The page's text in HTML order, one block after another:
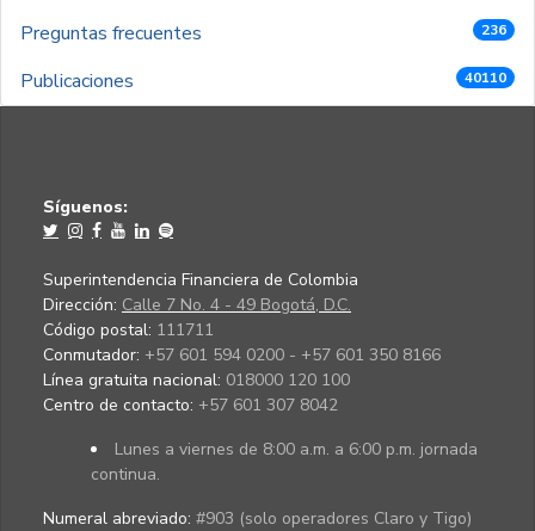
Preguntas frecuentes 236
Publicaciones 40110
Síguenos:
Superintendencia Financiera de Colombia
Dirección: Calle 7 No. 4 - 49 Bogotá, D.C.
Código postal: 111711
Conmutador: +57 601 594 0200 - +57 601 350 8166
Línea gratuita nacional: 018000 120 100
Centro de contacto: +57 601 307 8042
Lunes a viernes de 8:00 a.m. a 6:00 p.m. jornada
continua.
Numeral abreviado: #903 (solo operadores Claro y Tigo)